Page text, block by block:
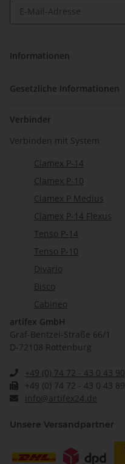
Informationen
Gesetzliche Informationen
Verbinder
Verbinden mit System
Clamex P-14
Clamex P-10
Clamex P Medius
Clamex P-14 Flexus
Tenso P-14
Tenso P-10
Divario
Bisco
Cabineo
artifex GmbH
Graf-Bentzel-Straße 66/1
D-72108 Rottenburg
+49 (0) 74 72 - 43 0 43 90
+49 (0) 74 72 - 43 0 43 89
info@artifex24.de
Unsere Versandpartner